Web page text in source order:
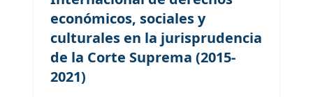
económicos, sociales y
culturales en la jurisprudencia
de la Corte Suprema (2015-
2021)